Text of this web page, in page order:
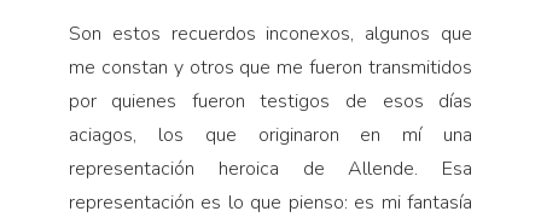
Son estos recuerdos inconexos, algunos que
me constan y otros que me fueron transmitidos
por quienes fueron testigos de esos días
aciagos, los que originaron en mí una
representación heroica de Allende. Esa
representación es lo que pienso: es mi fantasía